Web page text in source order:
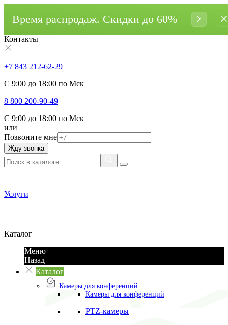
Время распродаж. Cкидки до 60%
Контакты
+7 843 212-62-29
С 9:00 до 18:00 по Мск
8 800 200-90-49
С 9:00 до 18:00 по Мск
или
Позвоните мне
Жду звонка
Услуги
Каталог
Меню
Назад
Каталог
Камеры для конференций
Камеры для конференций
PTZ-камеры